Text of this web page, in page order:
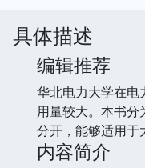
具体描述
编辑推荐
华北电力大学在电
用量较大。本书分
分开，能够适用于
内容简介